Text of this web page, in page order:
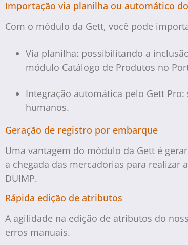
Importação via planilha ou automático
Com o módulo da Gett, você pode
Via planilha: possibilitando a
módulo Catálogo de Produtos no
Integração automática pelo Gett
humanos.
Geração de registro por embarque
Uma vantagem do módulo da Gett é
a chegada das mercadorias para
DUIMP.
Rápida edição de atributos
A agilidade na edição de atributos do
erros manuais.